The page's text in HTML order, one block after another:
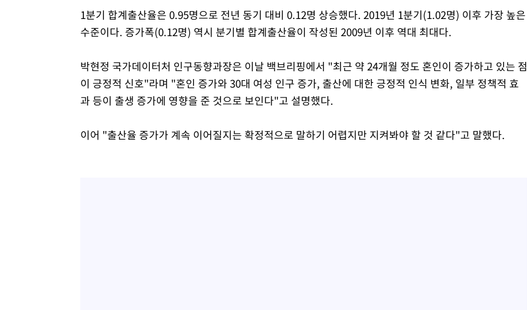
1분기 합계출산율은 0.95명으로 전년 동기 대비 0.12명 상승했다. 2019년 1분기(1.02명) 이후 가장 높은
수준이다. 증가폭(0.12명) 역시 분기별 합계출산율이 작성된 2009년 이후 역대 최대다.
박현정 국가데이터처 인구동향과장은 이날 백브리핑에서 "최근 약 24개월 정도 혼인이 증가하고 있는 점
이 긍정적 신호"라며 "혼인 증가와 30대 여성 인구 증가, 출산에 대한 긍정적 인식 변화, 일부 정책적 효
과 등이 출생 증가에 영향을 준 것으로 보인다"고 설명했다.
이어 "출산율 증가가 계속 이어질지는 확정적으로 말하기 어렵지만 지켜봐야 할 것 같다"고 말했다.